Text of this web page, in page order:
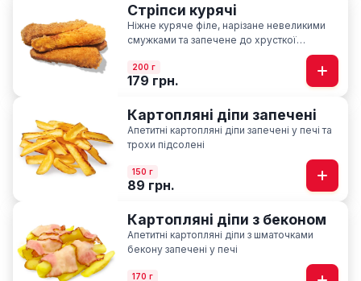
Стріпси курячі
Ніжне куряче філе, нарізане невеликими
смужками та запечене до хрусткої
200 г
179 грн.
Картопляні діпи запечені
Апетитні картопляні діпи запечені у печі та
трохи підсолені
150 г
89 грн.
Картопляні діпи з беконом
Апетитні картопляні діпи з шматочками
бекону запечені у печі
170 г